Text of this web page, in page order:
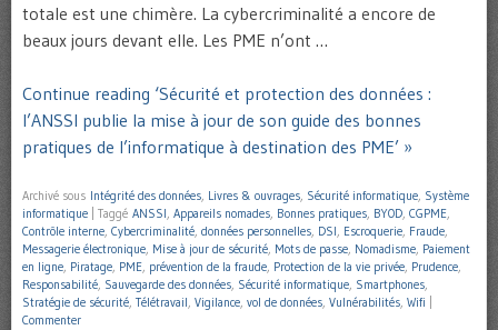
totale est une chimère. La cybercriminalité a encore de
beaux jours devant elle. Les PME n’ont …
Continue reading ‘Sécurité et protection des données :
l’ANSSI publie la mise à jour de son guide des bonnes
pratiques de l’informatique à destination des PME’ »
Archivé sous Intégrité des données, Livres & ouvrages, Sécurité informatique, Système
informatique
Taggé ANSSI, Appareils nomades, Bonnes pratiques, BYOD, CGPME,
Contrôle interne, Cybercriminalité, données personnelles, DSI, Escroquerie, Fraude,
Messagerie électronique, Mise à jour de sécurité, Mots de passe, Nomadisme, Paiement
en ligne, Piratage, PME, prévention de la fraude, Protection de la vie privée, Prudence,
Responsabilité, Sauvegarde des données, Sécurité informatique, Smartphones,
Stratégie de sécurité, Télétravail, Vigilance, vol de données, Vulnérabilités, Wifi
Commenter